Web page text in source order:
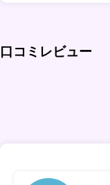
口コミレビュー